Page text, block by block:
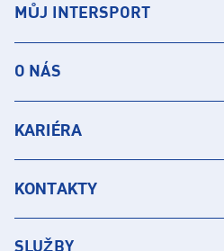
MŮJ INTERSPORT
O NÁS
KARIÉRA
KONTAKTY
SLUŽBY